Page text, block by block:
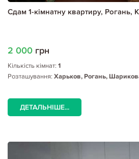
Сдам 1-кімнатну квартиру, Рогань,
2 000 грн
Кількість кімнат: 1
Розташування: Харьков, Рогань,
ДЕТАЛЬНІШЕ...